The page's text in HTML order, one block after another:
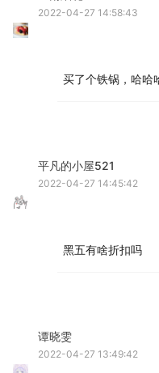
2022-04-27 14:58:43
买了个铁锅，哈哈
平凡的小屋521
2022-04-27 14:45:42
黑五有啥折扣吗
谭晓雯
2022-04-27 13:49:42